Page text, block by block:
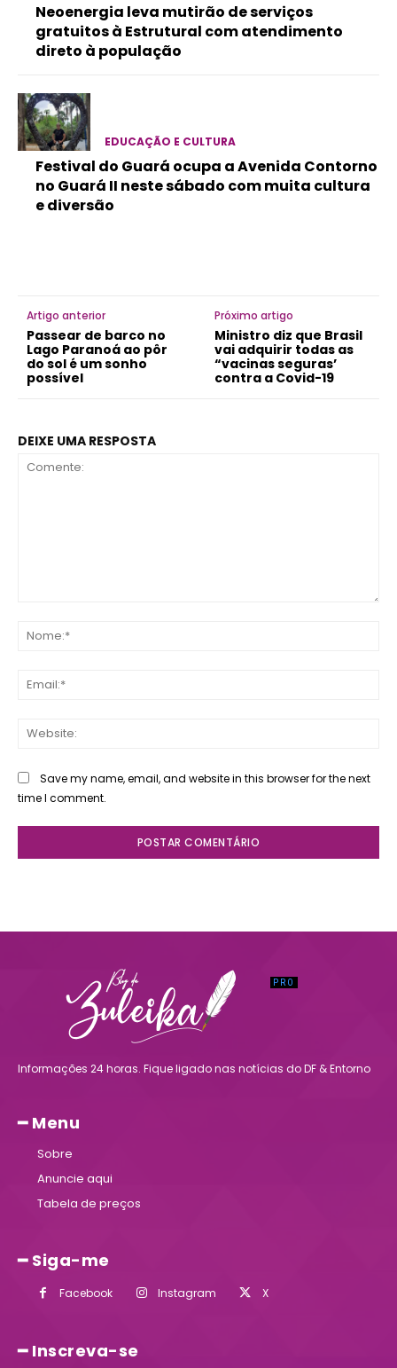
Neoenergia leva mutirão de serviços
gratuitos à Estrutural com atendimento
direto à população
EDUCAÇÃO E CULTURA
Festival do Guará ocupa a Avenida Contorno
no Guará II neste sábado com muita cultura
e diversão
Artigo anterior
Passear de barco no
Lago Paranoá ao pôr
do sol é um sonho
possível
Próximo artigo
Ministro diz que Brasil
vai adquirir todas as
“vacinas seguras’
contra a Covid-19
DEIXE UMA RESPOSTA
Save my name, email, and website in this browser for the next
time I comment.
Informações 24 horas. Fique ligado nas notícias do DF & Entorno
━ Menu
Sobre
Anuncie aqui
Tabela de preços
━ Siga-me
Facebook Instagram X
━ Inscreva-se